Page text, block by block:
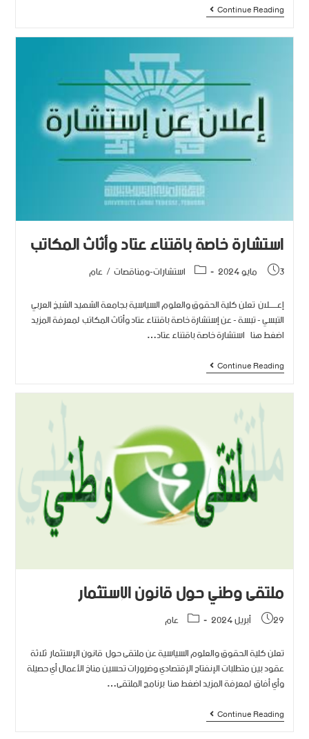
Continue Reading
استشارة خاصة باقتناء عتاد وأثاث المكاتب
3 مايو 2024 استشارات-ومناقصات/عام
إعــــــلان تعلن كلية الحقوق والعلوم السياسية بجامعة الشهيد الشيخ العربي
التبسي - تبسة - عن إستشارة خاصة باقتناء عتاد وأثاث المكاتب لمعرفة المزيد
اضغط هنا استشارة خاصة باقتناء عتاد…
Continue Reading
ملتقى وطني حول قانون الإستثمار
29 أبريل 2024
عام
تعلن كلية الحقوق والعلوم السياسية عن ملتقى حول قانون الإستثمار ثلاثة
عقود بين متطلبات الإنفتاح الإقتصادي وضرورات تحسين مناخ الأعمال أي حصيلة
وأي أفاق لمعرفة المزيد اضغط هنا برنامج الملتقى…
Continue Reading